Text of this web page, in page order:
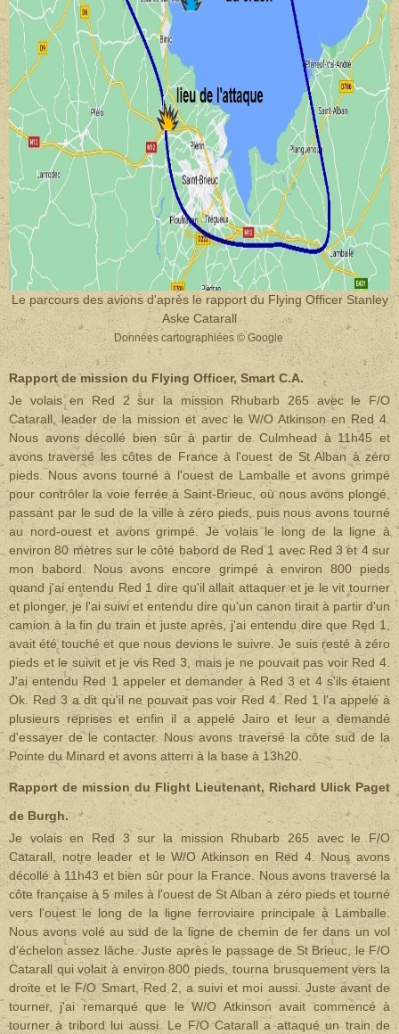
Le parcours des avions d'après le rapport du Flying Officer Stanley
Aske Catarall
Données cartographiées © Google
Rapport de mission du Flying Officer, Smart C.A.
Je volais en Red 2 sur la mission Rhubarb 265 avec le F/O
Catarall, leader de la mission et avec le W/O Atkinson en Red 4.
Nous avons décollé bien sûr à partir de Culmhead à 11h45 et
avons traversé les côtes de France à l'ouest de St Alban à zéro
pieds. Nous avons tourné à l'ouest de Lamballe et avons grimpé
pour contrôler la voie ferrée à Saint-Brieuc, où nous avons plongé,
passant par le sud de la ville à zéro pieds, puis nous avons tourné
au nord-ouest et avons grimpé. Je volais le long de la ligne à
environ 80 mètres sur le côté babord de Red 1 avec Red 3 et 4 sur
mon babord. Nous avons encore grimpé à environ 800 pieds
quand j'ai entendu Red 1 dire qu'il allait attaquer et je le vit tourner
et plonger, je l'ai suivi et entendu dire qu'un canon tirait à partir d'un
camion à la fin du train et juste après, j'ai entendu dire que Red 1,
avait été touché et que nous devions le suivre. Je suis resté à zéro
pieds et le suivit et je vis Red 3, mais je ne pouvait pas voir Red 4.
J'ai entendu Red 1 appeler et demander à Red 3 et 4 s'ils étaient
Ok. Red 3 a dit qu'il ne pouvait pas voir Red 4. Red 1 l'a appelé à
plusieurs reprises et enfin il a appelé Jairo et leur a demandé
d'essayer de le contacter. Nous avons traversé la côte sud de la
Pointe du Minard et avons atterri à la base à 13h20.
Rapport de mission du Flight Lieutenant, Richard Ulick Paget
de Burgh.
Je volais en Red 3 sur la mission Rhubarb 265 avec le F/O
Catarall, notre leader et le W/O Atkinson en Red 4. Nous avons
décollé à 11h43 et bien sûr pour la France. Nous avons traversé la
côte française à 5 miles à l'ouest de St Alban à zéro pieds et tourné
vers l'ouest le long de la ligne ferroviaire principale à Lamballe.
Nous avons volé au sud de la ligne de chemin de fer dans un vol
d'échelon assez lâche. Juste après le passage de St Brieuc, le F/O
Catarall qui volait à environ 800 pieds, tourna brusquement vers la
droite et le F/O Smart, Red 2, a suivi et moi aussi. Juste avant de
tourner, j'ai remarqué que le W/O Atkinson avait commencé à
tourner à tribord lui aussi. Le F/O Catarall a attaqué un train de